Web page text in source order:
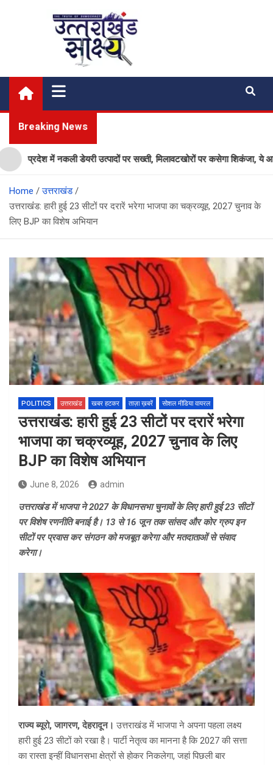
Uttarakhand Shakshya
My News Portal
Breaking News
प्रदेश में नकली डेयरी उत्पादों पर सख्ती, मिलावटखोरों पर कसेगा शिकंजा, ये आदेश हुआ
Home
उत्तराखंड
उत्तराखंंड: हारी हुई 23 सीटों पर दरारें भरेगा भाजपा का चक्रव्यूह, 2027 चुनाव के
लिए BJP का विशेष अभियान
POLITICS उत्तराखंड खबर हटकर ताज़ा ख़बरें सोशल मीडिया वायरल
उत्तराखंंड: हारी हुई 23 सीटों पर दरारें भरेगा
भाजपा का चक्रव्यूह, 2027 चुनाव के लिए
BJP का विशेष अभियान
June 8, 2026 admin
उत्तराखंड में भाजपा ने 2027 के विधानसभा चुनावों के लिए हारी हुई 23 सीटों
पर विशेष रणनीति बनाई है। 13 से 16 जून तक सांसद और कोर ग्रुप इन
सीटों पर प्रवास कर संगठन को मजबूत करेगा और मतदाताओं से संवाद
करेगा।
राज्य ब्यूरो, जागरण, देहरादून।उत्तराखंड में भाजपा ने अपना पहला लक्ष्य
हारी हुई 23 सीटों को रखा है। पार्टी नेतृत्व का मानना है कि 2027 की सत्ता
का रास्ता इन्हीं विधानसभा क्षेत्रों से होकर निकलेगा, जहां पिछली बार